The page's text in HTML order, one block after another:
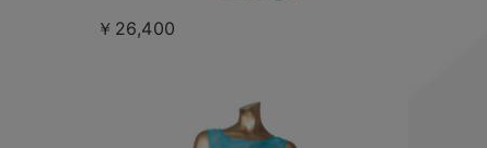
￥26,400